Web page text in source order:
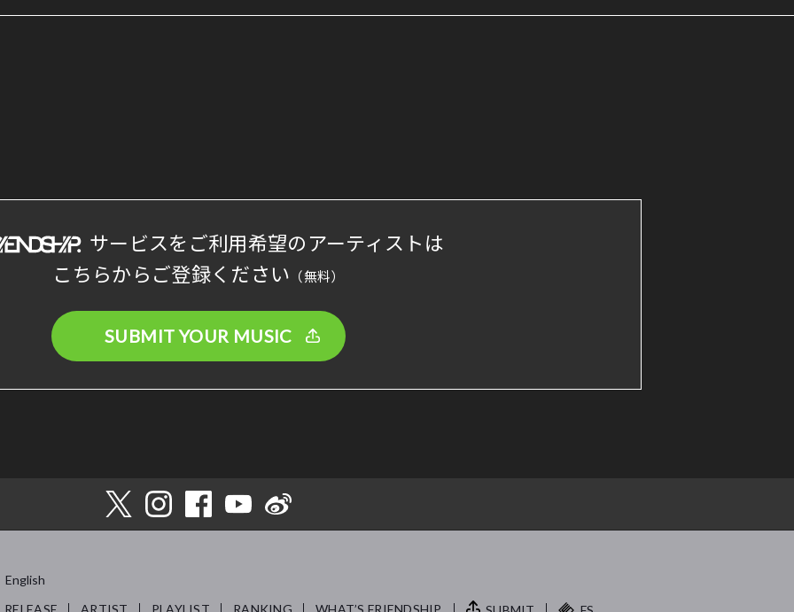
サービスをご利用希望のアーティストは
こちらからご登録ください （無料）
SUBMIT YOUR MUSIC
English
RELEASE ARTIST PLAYLIST RANKING WHAT’S FRIENDSHIP.